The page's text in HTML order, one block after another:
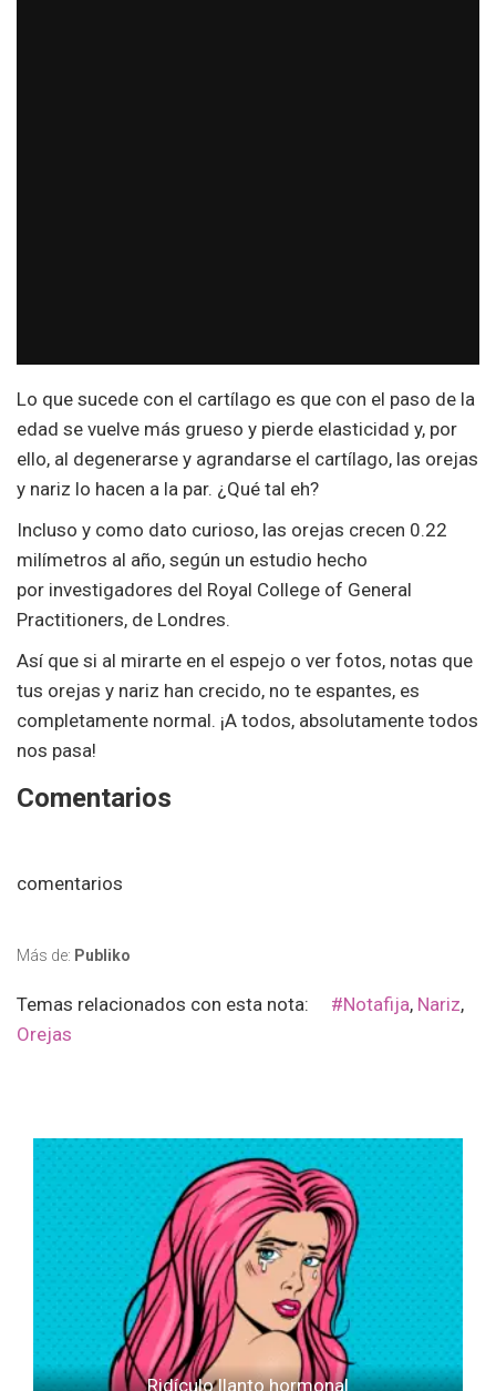
Lo que sucede con el cartílago es que con el paso de la
edad se vuelve más grueso y pierde elasticidad y, por
ello, al degenerarse y agrandarse el cartílago, las orejas
y nariz lo hacen a la par. ¿Qué tal eh?
Incluso y como dato curioso, las orejas crecen 0.22
milímetros al año, según un estudio hecho
por investigadores del Royal College of General
Practitioners, de Londres.
Así que si al mirarte en el espejo o ver fotos, notas que
tus orejas y nariz han crecido, no te espantes, es
completamente normal. ¡A todos, absolutamente todos
nos pasa!
Comentarios
comentarios
Más de: Publiko
Temas relacionados con esta nota: #notafija, Nariz,
Orejas
Ridículo llanto hormonal